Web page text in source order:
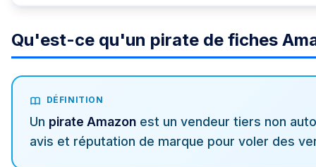
Qu'est-ce qu'un pirate Amazon ?
Comment détecter les pirates
Stratégie de défense
Qu'est-ce qu'un pirate de fiches
DÉFINITION
Un pirate Amazon est un vendeur tiers non
avis et réputation de marque pour voler des